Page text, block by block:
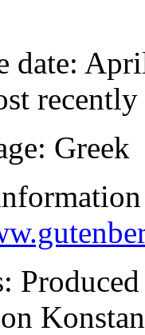
date:
recently
: Greek
: